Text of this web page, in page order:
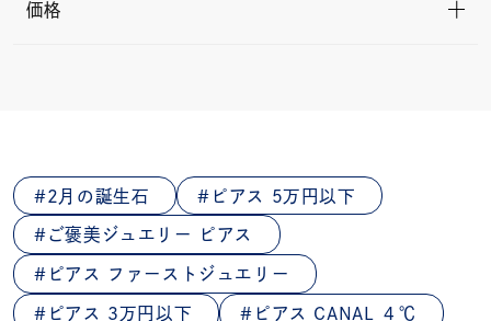
価格
2月の誕生石 ピアス 5万円以下
ご褒美ジュエリー ピアス
ピアス ファーストジュエリー
ピアス 3万円以下 ピアス CANAL ４℃